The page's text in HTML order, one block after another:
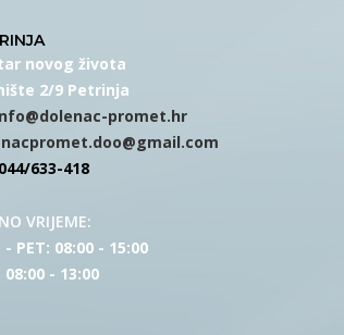
novog života
2/9 Petrinja
promet.hr
044/633-418
VRIJEME:
- PET: 08:00 - 15:00
08:00 - 13:00